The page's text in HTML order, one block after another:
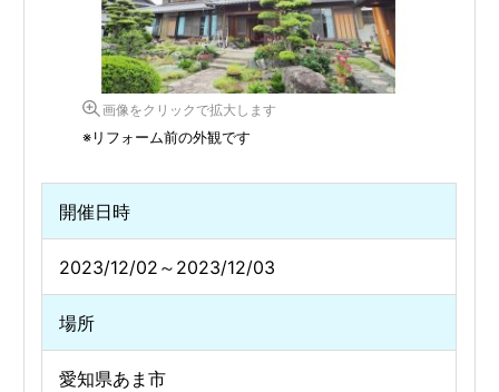
画像をクリックで拡大します
※リフォーム前の外観です
開催日時
2023/12/02～2023/12/03
場所
愛知県あま市